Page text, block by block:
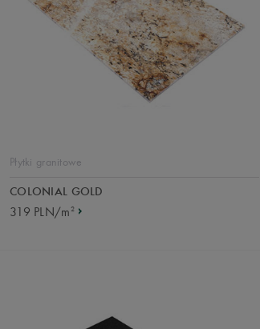
Płytki granitowe
COLONIAL GOLD
319 PLN/m2